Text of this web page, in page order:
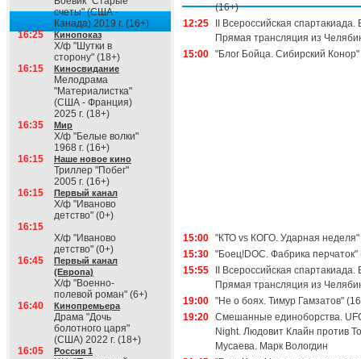
счеты" (США -
Канада) 2019 г. (16+)
16:25
Кинопоказ
Х/ф "Шутки в
сторону" (18+)
16:15
Киносвидание
Мелодрама
"Материалистка"
(США - Франция)
2025 г. (18+)
16:35
Мир
Х/ф "Белые волки"
1968 г. (16+)
16:15
Наше новое кино
Триллер "Побег"
2005 г. (16+)
16:15
Первый канал
Х/ф "Иваново
детство" (0+)
16:15
Х/ф "Иваново
детство" (0+)
16:45
Первый канал
(Европа)
Х/ф "Военно-
полевой роман" (6+)
16:40
Кинопремьера
Драма "Дочь
болотного царя"
(США) 2022 г. (18+)
16:05
Россия 1
(16+)
12:25
II Всероссийская спартакиада.
Прямая трансляция из
15:00 "Блог Бойца. Сибирский
15:00 "КТО vs КОГО. Ударная неделя"
15:30 "Боец!DOC. Фабрика перчаток"
15:55
II Всероссийская спартакиада.
Прямая трансляция из
19:00 "Не о боях. Тимур Гамзатов"
19:20 Смешанные единоборства.
Night. Людовит Клайн против
Мусаева. Марк Вологдин